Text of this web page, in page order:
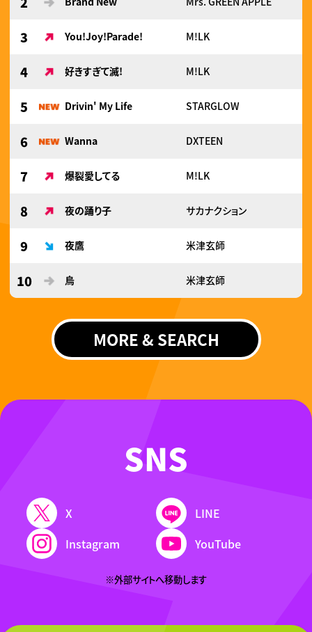
3 You!Joy!Parade! M!LK
4 好きすぎて滅! M!LK
5 Drivin' My Life STARGLOW
6 Wanna DXTEEN
7 爆裂愛してる M!LK
8 夜の踊り子 サカナクション
9 夜鷹 米津玄師
10 烏 米津玄師
MORE & SEARCH
SNS
X
LINE
Instagram
YouTube
※外部サイトへ移動します